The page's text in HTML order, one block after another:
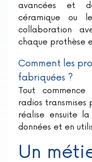
avancées et
céramique ou
collaboration
chaque prothèse
Comment les
fabriquées ?
Tout
radios transmises
réalise ensuite
données et en
Un